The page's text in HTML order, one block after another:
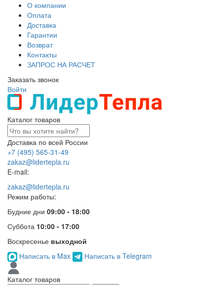
О компании
Оплата
Доставка
Гарантии
Возврат
Контакты
ЗАПРОС НА РАСЧЕТ
Заказать звонок
Войти
Каталог товаров
Доставка по всей России
+7 (495) 565-31-49
zakaz@lidertepla.ru
E-mail:
zakaz@lidertepla.ru
Режим работы:
Будние дни 09:00 - 18:00
Суббота 10:00 - 17:00
Воскресенье выходной
Написать в Max
Написать в Telegram
Каталог товаров